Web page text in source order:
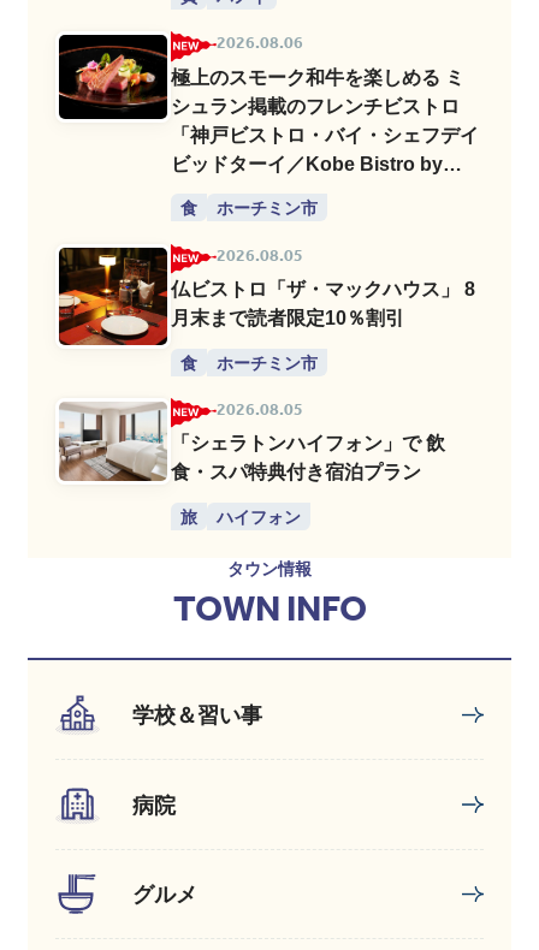
2026.08.06
極上のスモーク和牛を楽しめる ミ
シュラン掲載のフレンチビストロ
「神戸ビストロ・バイ・シェフデイ
ビッドターイ／Kobe Bistro by
食 ホーチミン市
2026.08.05
仏ビストロ「ザ・マックハウス」 8
月末まで読者限定10％割引
食 ホーチミン市
2026.08.05
「シェラトンハイフォン」で 飲
食・スパ特典付き宿泊プラン
旅 ハイフォン
タウン情報
TOWN INFO
学校＆習い事
病院
グルメ